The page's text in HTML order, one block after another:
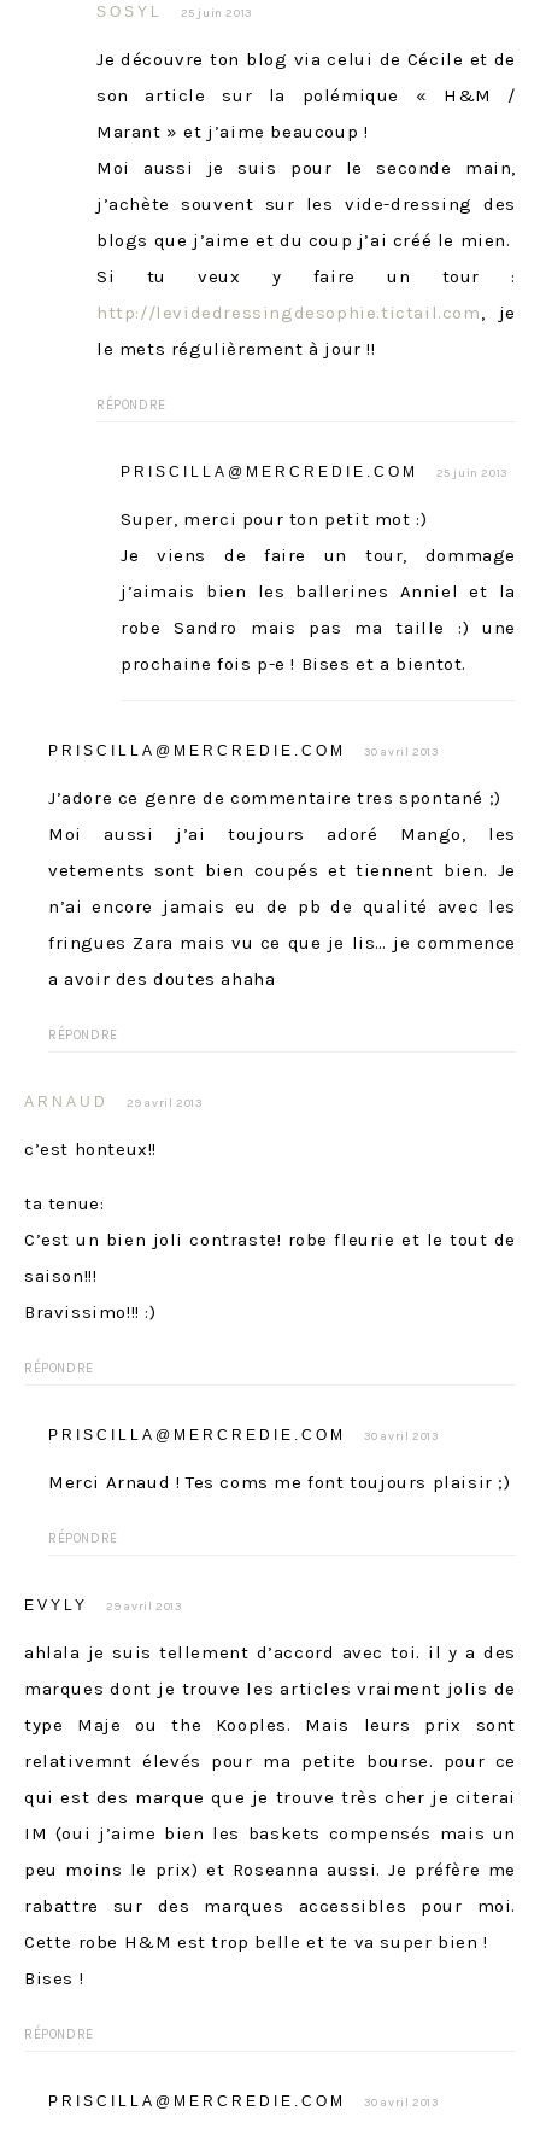
SOSYL 25 juin 2013
Je découvre ton blog via celui de Cécile et de
son article sur la polémique « H&M /
Marant » et j’aime beaucoup !
Moi aussi je suis pour le seconde main,
j’achète souvent sur les vide-dressing des
blogs que j’aime et du coup j’ai créé le mien.
Si tu veux y faire un tour :
http://levidedressingdesophie.tictail.com, je
le mets régulièrement à jour !!
RÉPONDRE
PRISCILLA@MERCREDIE.COM 25 juin 2013
Super, merci pour ton petit mot :)
Je viens de faire un tour, dommage
j’aimais bien les ballerines Anniel et la
robe Sandro mais pas ma taille :) une
prochaine fois p-e ! Bises et a bientot.
PRISCILLA@MERCREDIE.COM 30 avril 2013
J’adore ce genre de commentaire tres spontané ;)
Moi aussi j’ai toujours adoré Mango, les
vetements sont bien coupés et tiennent bien. Je
n’ai encore jamais eu de pb de qualité avec les
fringues Zara mais vu ce que je lis… je commence
a avoir des doutes ahaha
RÉPONDRE
ARNAUD 29 avril 2013
c’est honteux!!
ta tenue:
C’est un bien joli contraste! robe fleurie et le tout de
saison!!!
Bravissimo!!! :)
RÉPONDRE
PRISCILLA@MERCREDIE.COM 30 avril 2013
Merci Arnaud ! Tes coms me font toujours plaisir ;)
RÉPONDRE
EVYLY 29 avril 2013
ahlala je suis tellement d’accord avec toi. il y a des
marques dont je trouve les articles vraiment jolis de
type Maje ou the Kooples. Mais leurs prix sont
relativemnt élevés pour ma petite bourse. pour ce
qui est des marque que je trouve très cher je citerai
IM (oui j’aime bien les baskets compensés mais un
peu moins le prix) et Roseanna aussi. Je préfère me
rabattre sur des marques accessibles pour moi.
Cette robe H&M est trop belle et te va super bien !
Bises !
RÉPONDRE
PRISCILLA@MERCREDIE.COM 30 avril 2013